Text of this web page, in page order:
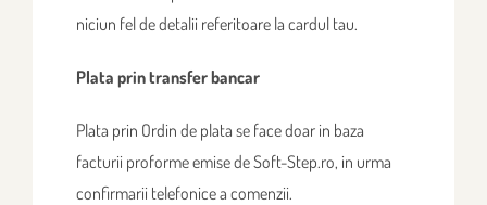
niciun fel de detalii referitoare la cardul tau.
Plata prin transfer bancar
Plata prin Ordin de plata se face doar in baza
facturii proforme emise de Soft-Step.ro, in urma
confirmarii telefonice a comenzii.